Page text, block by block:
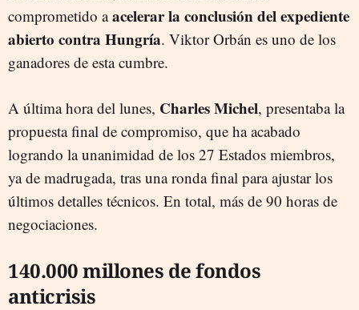
comprometido aacelerar la conclusión del expediente
abierto contra Hungría. Viktor Orbán es uno de los
ganadores de esta cumbre.
A última hora del lunes, Charles Michel, presentaba la
propuesta final de compromiso, que ha acabado
logrando la unanimidad de los 27 Estados miembros,
ya de madrugada, tras una ronda final para ajustar los
últimos detalles técnicos. En total, más de 90 horas de
negociaciones.
140.000 millones de fondos
anticrisis